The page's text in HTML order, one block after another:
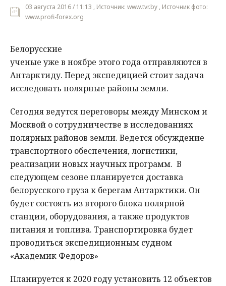
03 августа 2016 / 11:13 , Источник: www.tvr.bу , Источник фото:
www.profi-forex.org
Белорусские
ученые уже в ноябре этого года отправляются в
Антарктиду. Перед экспедицией стоит задача
исследовать полярные районы земли.
Сегодня ведутся переговоры между Минском и
Москвой о сотрудничестве в исследованиях
полярных районов земли. Ведется обсуждение
транспортного обеспечения, логистики,
реализации новых научных программ. В
следующем сезоне планируется доставка
белорусского груза к берегам Антарктики. Он
будет состоять из второго блока полярной
станции, оборудования, а также продуктов
питания и топлива. Транспортировка будет
проводиться экспедиционным судном
«Академик Федоров»
Планируется к 2020 году установить 12 объектов